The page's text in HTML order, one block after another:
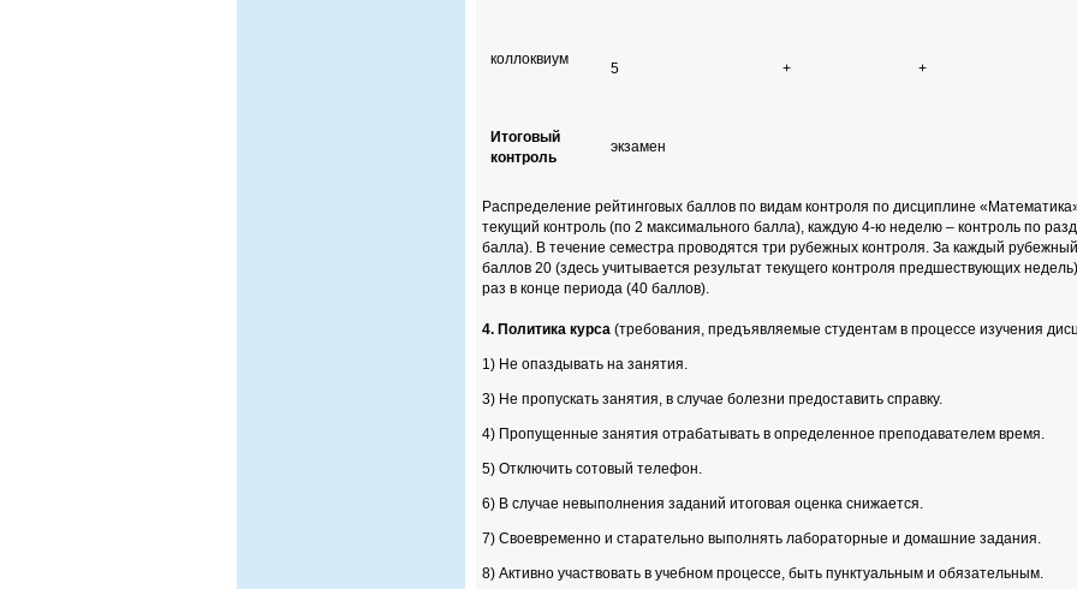
коллоквиум
5 + +
Итоговый
контроль
экзамен
Распределение рейтинговых баллов по видам контроля по дисциплине
текущий контроль (по 2 максимального балла), каждую 4-ю неделю – контроль по
балла). В течение семестра проводятся три рубежных контроля. За каждый
баллов 20 (здесь учитывается результат текущего контроля предшествующих
раз в конце периода (40 баллов).
4. Политика курса (требования, предъявляемые студентам в процессе изучения
1) Не опаздывать на занятия.
3) Не пропускать занятия, в случае болезни предоставить справку.
4) Пропущенные занятия отрабатывать в определенное преподавателем время.
5) Отключить сотовый телефон.
6) В случае невыполнения заданий итоговая оценка снижается.
7) Своевременно и старательно выполнять лабораторные и домашние задания.
8) Активно участвовать в учебном процессе, быть пунктуальным и обязательным.